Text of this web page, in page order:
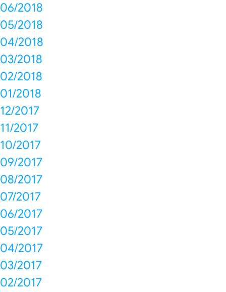
06/2018
05/2018
04/2018
03/2018
02/2018
01/2018
12/2017
11/2017
10/2017
09/2017
08/2017
07/2017
06/2017
05/2017
04/2017
03/2017
02/2017